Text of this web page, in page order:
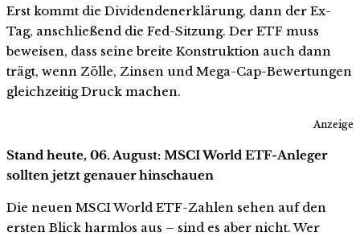
Erst kommt die Dividendenerklärung, dann der Ex-
Tag, anschließend die Fed-Sitzung. Der ETF muss
beweisen, dass seine breite Konstruktion auch dann
trägt, wenn Zölle, Zinsen und Mega-Cap-Bewertungen
gleichzeitig Druck machen.
Anzeige
Stand heute, 06. August: MSCI World ETF-Anleger
sollten jetzt genauer hinschauen
Die neuen MSCI World ETF-Zahlen sehen auf den
ersten Blick harmlos aus – sind es aber nicht. Wer